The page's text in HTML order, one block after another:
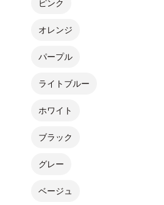
ピンク
オレンジ
パープル
ライトブルー
ホワイト
ブラック
グレー
ベージュ